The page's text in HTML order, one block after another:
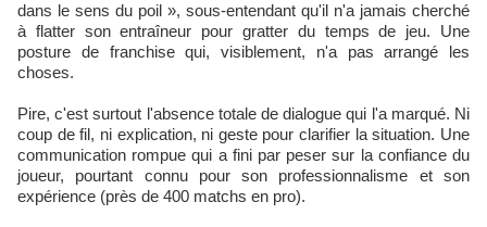
dans le sens du poil », sous-entendant qu'il n'a jamais cherché
à flatter son entraîneur pour gratter du temps de jeu. Une
posture de franchise qui, visiblement, n'a pas arrangé les
choses.
Pire, c'est surtout l'absence totale de dialogue qui l'a marqué. Ni
coup de fil, ni explication, ni geste pour clarifier la situation. Une
communication rompue qui a fini par peser sur la confiance du
joueur, pourtant connu pour son professionnalisme et son
expérience (près de 400 matchs en pro).